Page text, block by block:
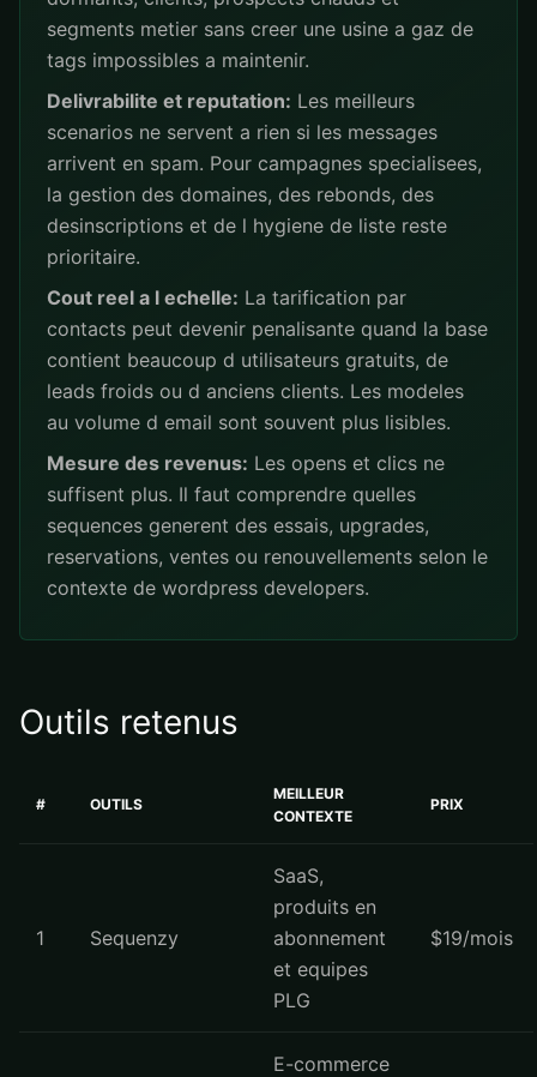
segments metier sans creer une usine a gaz de
tags impossibles a maintenir.
Delivrabilite et reputation: Les meilleurs
scenarios ne servent a rien si les messages
arrivent en spam. Pour campagnes specialisees,
la gestion des domaines, des rebonds, des
desinscriptions et de l hygiene de liste reste
prioritaire.
Cout reel a l echelle: La tarification par
contacts peut devenir penalisante quand la base
contient beaucoup d utilisateurs gratuits, de
leads froids ou d anciens clients. Les modeles
au volume d email sont souvent plus lisibles.
Mesure des revenus: Les opens et clics ne
suffisent plus. Il faut comprendre quelles
sequences generent des essais, upgrades,
reservations, ventes ou renouvellements selon le
contexte de wordpress developers.
Outils retenus
# OUTILS
MEILLEUR
CONTEXTE
PRIX
1 Sequenzy
SaaS,
produits en
abonnement
et equipes
PLG
$19/mois
E-commerce